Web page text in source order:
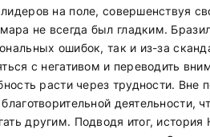
на поле, совершенствуя
не всегда был гладким.
ошибок, так и из-за
с негативом и переводить
расти через трудности.
деятельности,
другим. Подводя итог, история